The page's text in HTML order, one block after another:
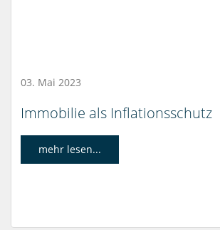
03. Mai 2023
Immobilie als Inflationsschutz
mehr lesen...